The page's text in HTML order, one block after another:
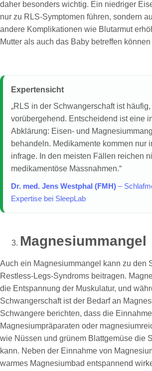
daher besonders wichtig. Ein niedriger
nur zu RLS-Symptomen führen, sondern
andere Komplikationen wie Blutarmut
Mutter als auch das Baby betreffen können
Expertensicht
„RLS in der Schwangerschaft ist
vorübergehend. Entscheidend ist eine
Abklärung: Eisen- und
behandeln. Medikamente kommen nur
infrage. In den meisten Fällen reichen
medikamentöse Massnahmen.“
Dr. med. Jens Westphal (FMH) –
Expertise bei SleepLab
Magnesiummangel
Auch ein Magnesiummangel kann zu den
Restless-Legs-Syndroms beitragen.
die Entspannung der Muskulatur, und
Schwangerschaft ist der Bedarf an
Schwangere berichten, dass die
Magnesiumpräparaten oder
wie Nüssen und grünem Blattgemüse die
kann. Neben der Einnahme von
warmes Magnesiumbad entspannend